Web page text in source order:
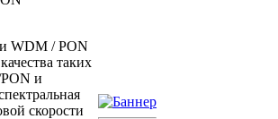
WDM / PON
таких
и
скорости